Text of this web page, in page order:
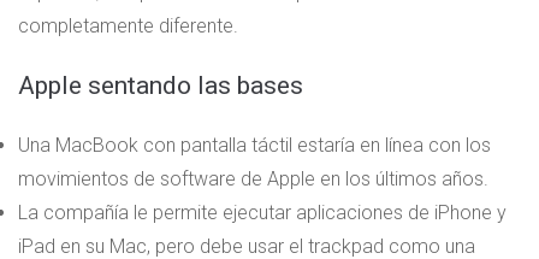
completamente diferente.
Apple sentando las bases
Una MacBook con pantalla táctil estaría en línea con los
movimientos de software de Apple en los últimos años.
La compañía le permite ejecutar aplicaciones de iPhone y
iPad en su Mac, pero debe usar el trackpad como una